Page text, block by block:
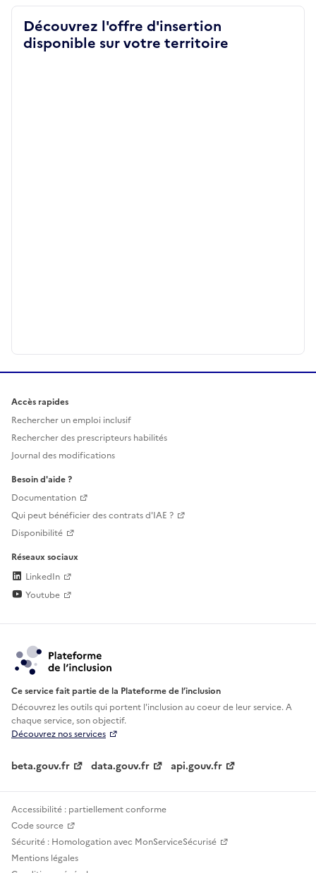
Découvrez l'offre d'insertion
disponible sur votre territoire
Accès rapides
Rechercher un emploi inclusif
Rechercher des prescripteurs habilités
Journal des modifications
Besoin d'aide ?
Documentation
Qui peut bénéficier des contrats d'IAE ?
Disponibilité
Réseaux sociaux
LinkedIn
Youtube
Ce service fait partie de la Plateforme de l’inclusion
Découvrez les outils qui portent l'inclusion aucoeur de leur service. A
chaque service, son objectif.
Découvrez nos services
beta.gouv.fr data.gouv.fr api.gouv.fr
Accessibilité : partiellement conforme
Code source
Sécurité : Homologation avec MonServiceSécurisé
Mentions légales